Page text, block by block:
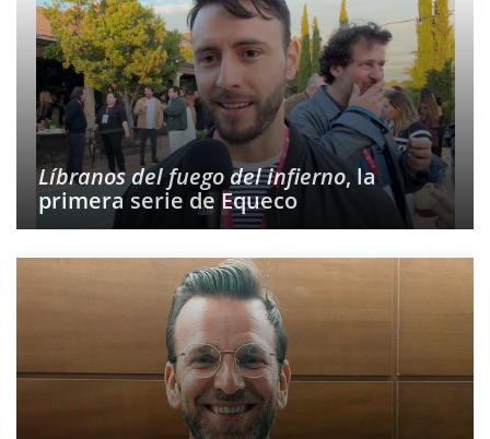
Líbranos del fuego del infierno, la
primera serie de Equeco